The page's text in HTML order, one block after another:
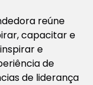
reúne
capacitar e
e
de
de liderança